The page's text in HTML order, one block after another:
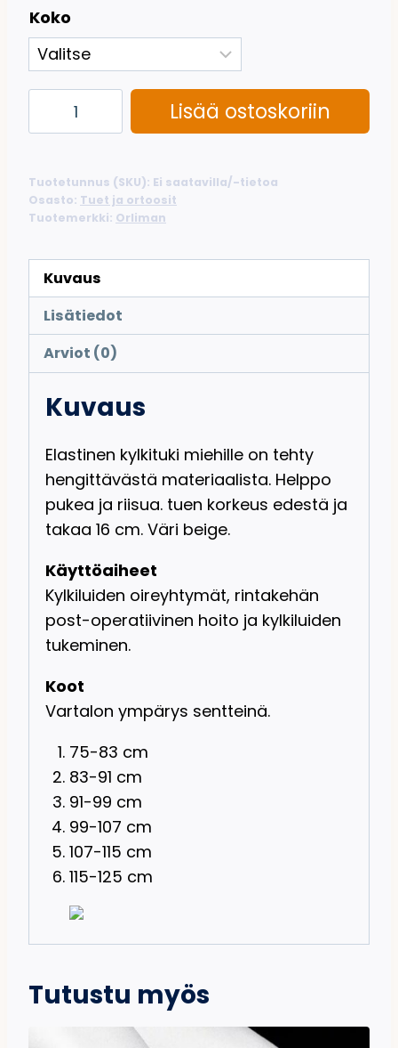
Koko
Kylkituki
miehille
määrä
Lisää ostoskoriin
Tuotetunnus (SKU): Ei saatavilla/-tietoa
Osasto: Tuet ja ortoosit
Tuotemerkki: Orliman
Kuvaus
Lisätiedot
Arviot (0)
Kuvaus
Elastinen kylkituki miehille on tehty
hengittävästä materiaalista. Helppo
pukea ja riisua. tuen korkeus edestä ja
takaa 16 cm. Väri beige.
Käyttöaiheet
Kylkiluiden oireyhtymät, rintakehän
post-operatiivinen hoito ja kylkiluiden
tukeminen.
Koot
Vartalon ympärys sentteinä.
75-83 cm
83-91 cm
91-99 cm
99-107 cm
107-115 cm
115-125 cm
Tutustu myös